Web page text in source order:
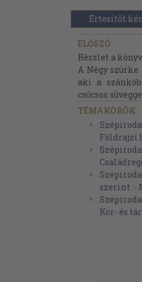
Értesítőt
ELŐSZÓ
Részlet a
A Négy
aki a
csúcsos
TÉMAKÖRÖK
Földrajzi
szerint >
Kor- és